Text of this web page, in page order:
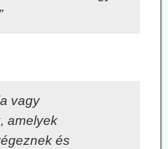
vagy
amelyek
és